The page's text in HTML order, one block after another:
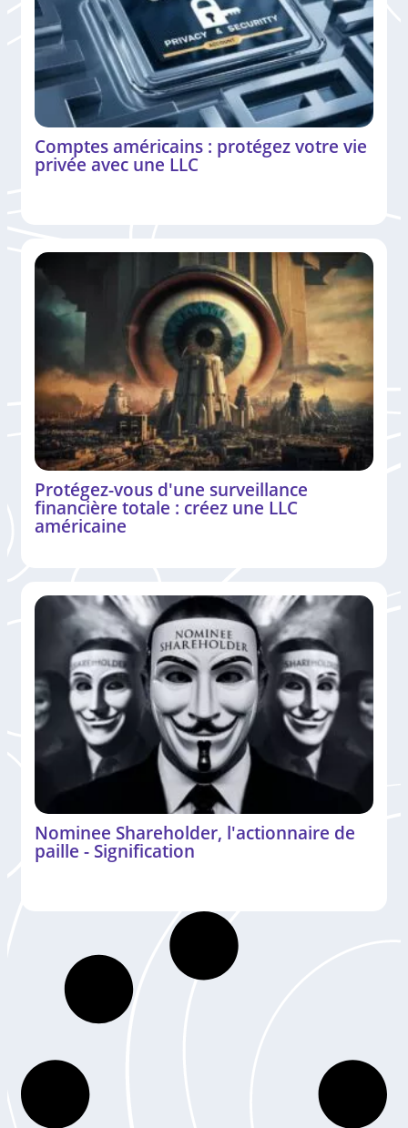
Comptes américains : protégez votre vie
privée avec une LLC
Protégez-vous d'une surveillance
financière totale : créez une LLC
américaine
Nominee Shareholder, l'actionnaire de
paille - Signification